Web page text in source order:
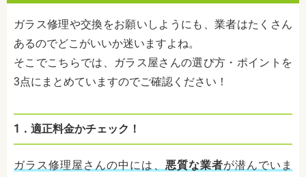
ガラス修理や交換をお願いしようにも、業者はたくさん
あるのでどこがいいか迷いますよね。
そこでこちらでは、ガラス屋さんの選び方・ポイントを
3点にまとめていますのでご確認ください！
1．適正料金かチェック！
ガラス修理屋さんの中には、 悪質な業者が潜んでいま